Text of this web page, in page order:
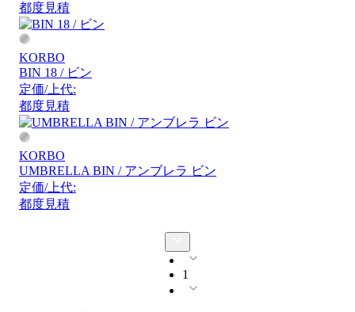
都度見積
KORBO
BIN 18 / ビン
定価/上代:
都度見積
KORBO
UMBRELLA BIN / アンブレラ ビン
定価/上代:
都度見積
1